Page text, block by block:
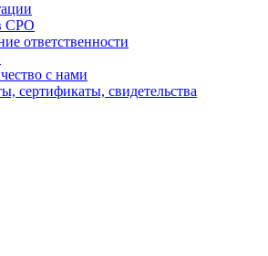
СРО
ответственности
с нами
сертификаты, свидетельства